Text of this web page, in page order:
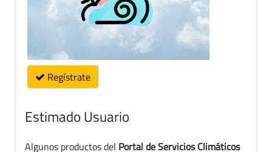
Regístrate
Estimado Usuario
Algunos productos del Portal de Servicios Climáticos